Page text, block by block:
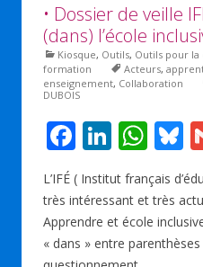
• Dossier de veille
(dans) l’école
Kiosque, Outils, Outils pour la
formation
Acteurs,
enseignement, Collaboration
DUBOIS
F
ac
e
b
o
Li
n
k
e
dI
W
h
at
s
A
u
e
y
L’IFÉ ( Institut français
très intéressant et très
Apprendre et école
« dans » entre